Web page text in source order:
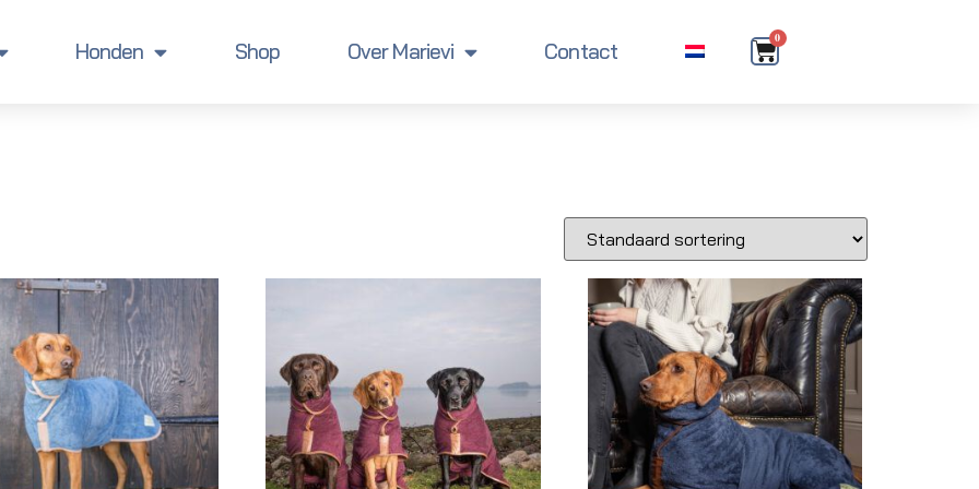
Honden Shop Over Marievi Contact
0